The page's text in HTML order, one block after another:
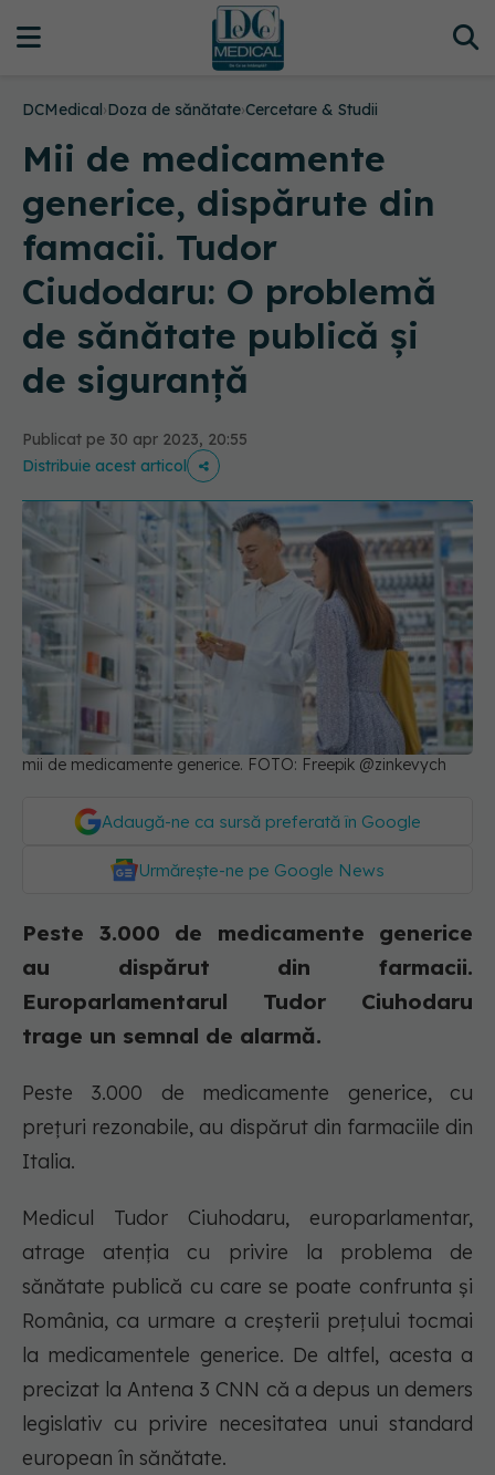
DCMedical›Doza de sănătate›Cercetare & Studii
Mii de medicamente
generice, dispărute din
famacii. Tudor
Ciudodaru: O problemă
de sănătate publică și
de siguranță
Publicat pe 30 apr 2023, 20:55
Distribuie acest articol
mii de medicamente generice. FOTO: Freepik @zinkevych
Adaugă-ne ca sursă preferată în Google
Urmărește-ne pe Google News
Peste 3.000 de medicamente generice
au dispărut din farmacii.
Europarlamentarul Tudor Ciuhodaru
trage un semnal de alarmă.
Peste 3.000 de medicamente generice, cu
prețuri rezonabile, au dispărut din farmaciile din
Italia.
Medicul Tudor Ciuhodaru, europarlamentar,
atrage atenția cu privire la problema de
sănătate publică cu care se poate confrunta și
România, ca urmare a creșterii prețului tocmai
la medicamentele generice. De altfel, acesta a
precizat la Antena 3 CNN că a depus un demers
legislativ cu privire necesitatea unui standard
european în sănătate.